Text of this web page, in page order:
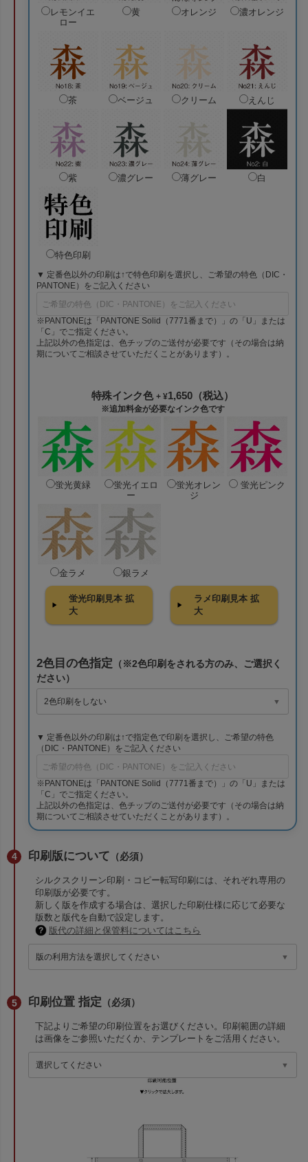
レモンイエ
ロー
黄 オレンジ 濃オレンジ
茶 ベージュ クリーム えんじ
紫 濃グレー 薄グレー 白
特色印刷
▼ 定番色以外の印刷は↑で特色印刷を選択し、ご希望の特色（DIC・
PANTONE）をご記入ください
※PANTONEは「PANTONE Solid（7771番まで）」の「U」または
「C」でご指定ください。
上記以外の色指定は、色チップのご送付が必要です（その場合は納
期についてご相談させていただくことがあります）。
特殊インク色 + ¥1,650（税込）
※追加料金が必要なインク色です
蛍光黄緑
蛍光イエロ
ー
蛍光オレン
ジ
蛍光ピンク
金ラメ 銀ラメ
蛍光印刷見本 拡
大
ラメ印刷見本 拡
大
2色目の色指定 （※2色印刷をされる方のみ、ご選択く
ださい）
▼ 定番色以外の印刷は↑で指定色で印刷を選択し、ご希望の特色
（DIC・PANTONE）をご記入ください
※PANTONEは「PANTONE Solid（7771番まで）」の「U」または
「C」でご指定ください。
上記以外の色指定は、色チップのご送付が必要です（その場合は納
期についてご相談させていただくことがあります）。
印刷版について （必須）
シルクスクリーン印刷・コピー転写印刷には、それぞれ専用の
印刷版が必要です。
新しく版を作成する場合は、選択した印刷仕様に応じて必要な
版数と版代を自動で設定します。
版代の詳細と保管料についてはこちら
印刷位置 指定 （必須）
下記よりご希望の印刷位置をお選びください。印刷範囲の詳細
は画像をご参照いただくか、テンプレートをご活用ください。